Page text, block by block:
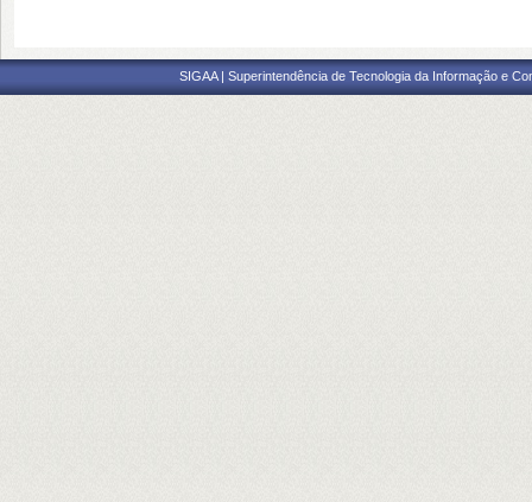
SIGAA | Superintendência de Tecnologia da Informação e